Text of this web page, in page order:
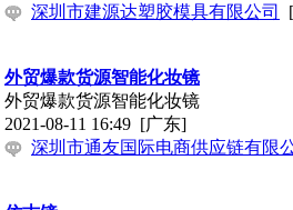
深圳市建源达塑胶模具有限公司
外贸爆款货源智能化妆镜
外贸爆款货源智能化妆镜
2021-08-11 16:49 [广东]
深圳市通友国际电商供应链有限